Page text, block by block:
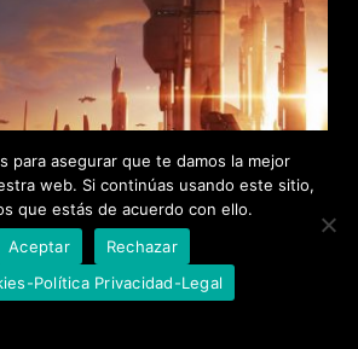
para asegurar que te damos la mejor
web. Si continúas usando este sitio,
que estás de acuerdo con ello.
Aceptar
Rechazar
Política Privacidad-Legal